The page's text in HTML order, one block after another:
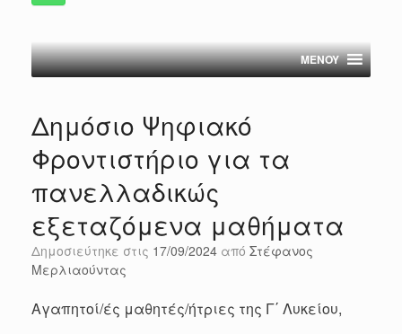
MENOY
Δημόσιο Ψηφιακό
Φροντιστήριο για τα
πανελλαδικώς
εξεταζόμενα μαθήματα
Δημοσιεύτηκε στις 17/09/2024 από Στέφανος
Μερλιαούντας
Αγαπητοί/ές μαθητές/ήτριες της Γ΄ Λυκείου,